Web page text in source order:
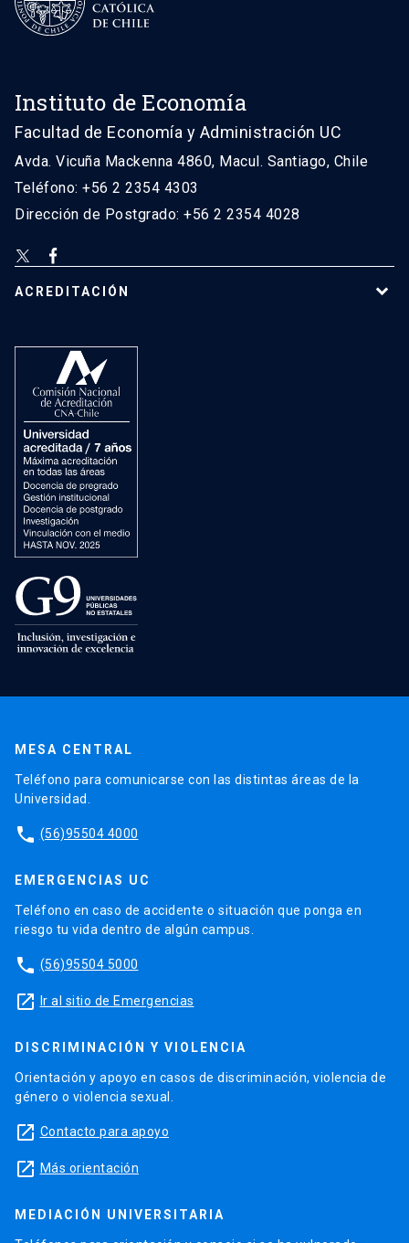
Instituto de Economía
Facultad de Economía y Administración UC
Avda. Vicuña Mackenna 4860, Macul. Santiago, Chile
Teléfono: +56 2 2354 4303
Dirección de Postgrado: +56 2 2354 4028
ACREDITACIÓN
MESA CENTRAL
Teléfono para comunicarse con las distintas áreas de la
Universidad.
phone (56)95504 4000
EMERGENCIAS UC
Teléfono en caso de accidente o situación que ponga en
riesgo tu vida dentro de algún campus.
phone (56)95504 5000
launch Ir al sitio de Emergencias
DISCRIMINACIÓN Y VIOLENCIA
Orientación y apoyo en casos de discriminación, violencia de
género o violencia sexual.
launch Contacto para apoyo
launch Más orientación
MEDIACIÓN UNIVERSITARIA